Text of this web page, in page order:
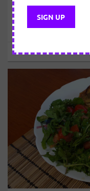
MEDICINE
participare
2021 care va avea
terapeutice bazate
predominant…